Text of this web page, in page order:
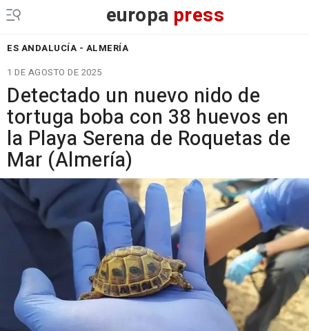
europa press
ES ANDALUCÍA - ALMERÍA
1 DE AGOSTO DE 2025
Detectado un nuevo nido de
tortuga boba con 38 huevos en
la Playa Serena de Roquetas de
Mar (Almería)